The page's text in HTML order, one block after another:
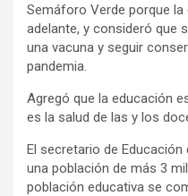
Semáforo Verde porque
adelante, y consideró que
una vacuna y seguir
pandemia.
Agregó que la educación
es la salud de las y los
El secretario de Educación
una población de más 3
población educativa se